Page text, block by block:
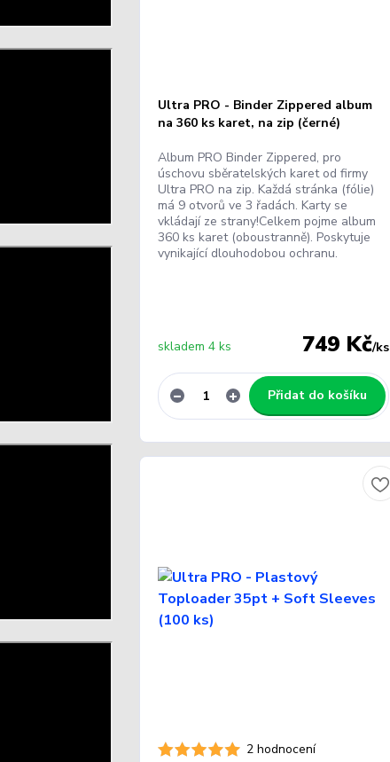
Ultra PRO - Binder Zippered album
na 360 ks karet, na zip (černé)
Album PRO Binder Zippered, pro
úschovu sběratelských karet od firmy
Ultra PRO na zip. Každá stránka (fólie)
má 9 otvorů ve 3 řadách. Karty se
vkládají ze strany!Celkem pojme album
360 ks karet (oboustranně). Poskytuje
vynikající dlouhodobou ochranu.
749 Kč/ks
skladem 4 ks
Přidat do košíku
2 hodnocení